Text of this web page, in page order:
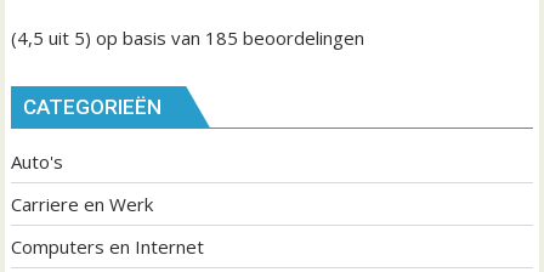
a
i
g
a
t
i
e
(4,5 uit 5) op basis van 185 beoordelingen
CATEGORIEËN
Auto's
Carriere en Werk
Computers en Internet